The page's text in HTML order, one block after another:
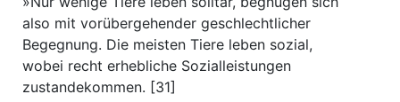
also mit vorübergehender geschlechtlicher
Begegnung. Die meisten Tiere leben sozial,
wobei recht erhebliche Sozialleistungen
zustandekommen. [31]